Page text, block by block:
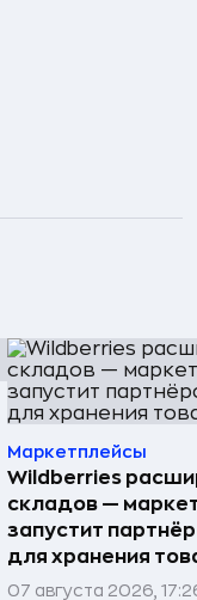
Маркетплейсы
Wildberries
складов —
запустит
для хранения
07 августа 2026,